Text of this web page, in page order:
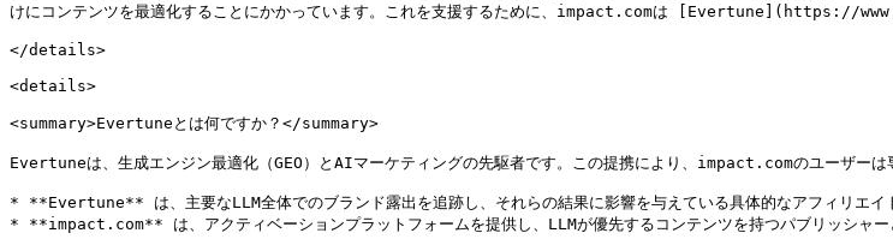
けにコンテンツを最適化することにかかっています。これを支援するために、impact.comは [Evertune](https://
</details>
<details>
<summary>Evertuneとは何ですか？</summary>
Evertuneは、生成エンジン最適化（GEO）とAIマーケティングの先駆者です。この提携により、impact.comのユーザーは
* **Evertune** は、主要なLLM全体でのブランド露出を追跡し、それらの結果に影響を与えている具体的なアフィリエイ
* **impact.com** は、アクティベーションプラットフォームを提供し、LLMが優先するコンテンツを持つパブリッシャー